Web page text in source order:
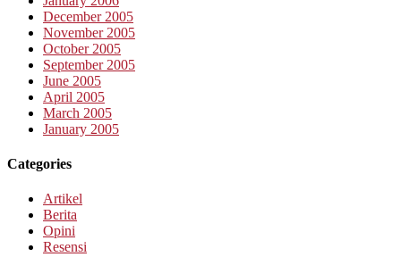
December 2005
November 2005
October 2005
September 2005
June 2005
April 2005
March 2005
January 2005
Categories
Artikel
Berita
Opini
Resensi